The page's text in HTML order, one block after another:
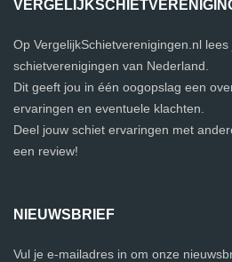
Op VergelijkSchietverenigingen.nl
schietverenigingen van Nederland.
Dit geeft jou in één oogopslag een
ervaringen en eventuele klachten.
Deel jouw schiet ervaringen met
een review!
NIEUWSBRIEF
Vul je e-mailadres in om onze